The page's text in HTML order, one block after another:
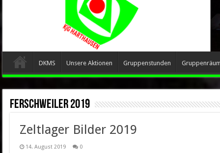
DKMS Unsere Aktionen Gruppenstunden
Ferschweiler 2019
Zeltlager Bilder 2019
14. August 2019 0